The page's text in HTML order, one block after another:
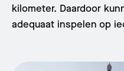
kilometer. Daardoor
adequaat inspelen op